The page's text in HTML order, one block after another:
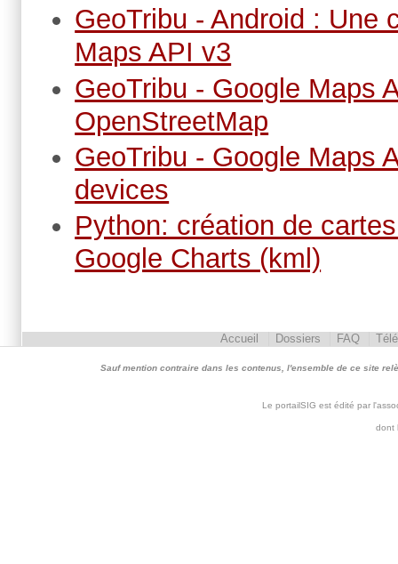
GeoTribu - Android : Une
Maps API v3
GeoTribu - Google Maps
OpenStreetMap
GeoTribu - Google Maps
devices
Python: création de
Google Charts (kml)
Accueil Dossiers FAQ
Sauf mention contraire dans les contenus, l'ensemble de ce site
Le portailSIG est édité par
dont